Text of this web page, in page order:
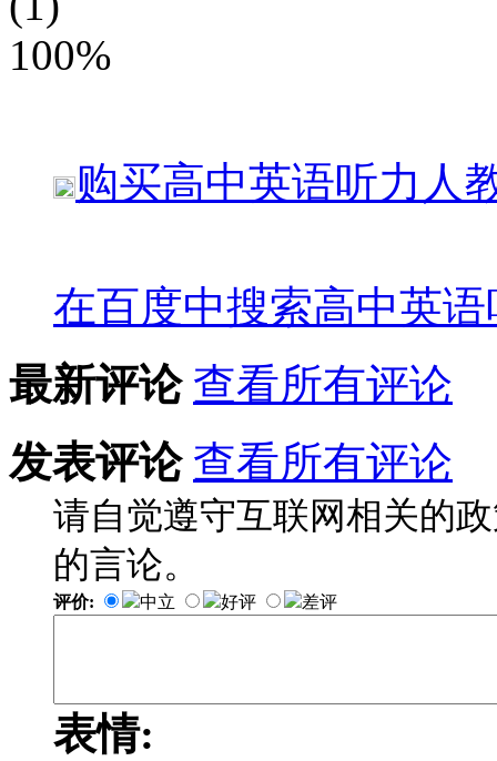
100%
购买高中英语听力人
在百度中搜索高中英
最新评论 查看所有评论
发表评论 查看所有评论
请自觉遵守互联网相关的
的言论。
评价: 中立 好评 差评
表情: